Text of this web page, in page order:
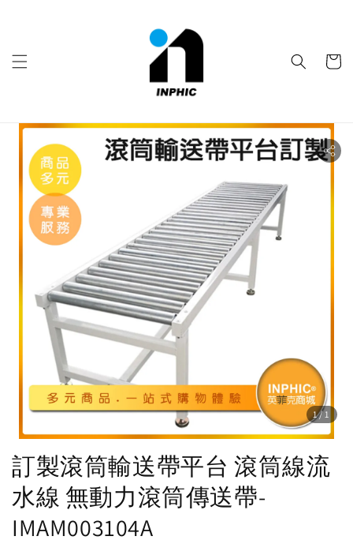
1/1
訂製滾筒輸送帶平台 滾筒線流
水線 無動力滾筒傳送帶-
IMAM003104A